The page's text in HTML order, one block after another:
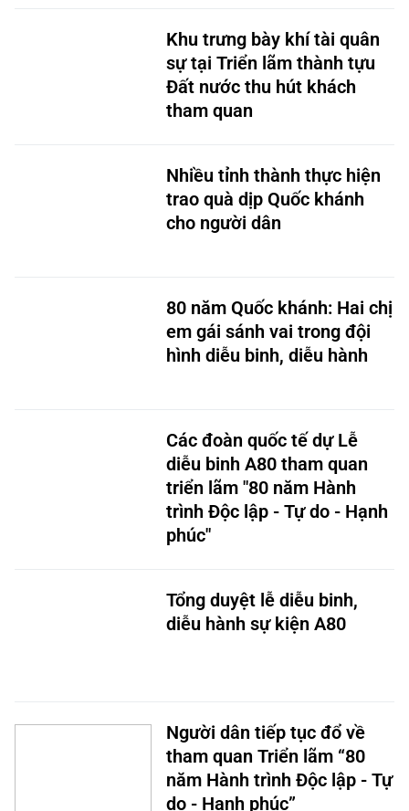
Khu trưng bày khí tài quân
sự tại Triển lãm thành tựu
Đất nước thu hút khách
tham quan
Nhiều tỉnh thành thực hiện
trao quà dịp Quốc khánh
cho người dân
80 năm Quốc khánh: Hai chị
em gái sánh vai trong đội
hình diễu binh, diễu hành
Các đoàn quốc tế dự Lễ
diễu binh A80 tham quan
triển lãm "80 năm Hành
trình Độc lập - Tự do - Hạnh
phúc"
Tổng duyệt lễ diễu binh,
diễu hành sự kiện A80
Người dân tiếp tục đổ về
tham quan Triển lãm “80
năm Hành trình Độc lập - Tự
do - Hạnh phúc”